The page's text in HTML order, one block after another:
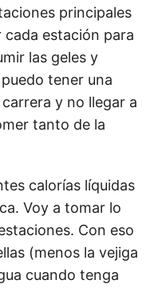
principales
cada estación para
las geles y
tener una
y no llegar a
tanto de la
calorías líquidas
Voy a tomar lo
Con eso
(menos la vejiga
cuando tenga